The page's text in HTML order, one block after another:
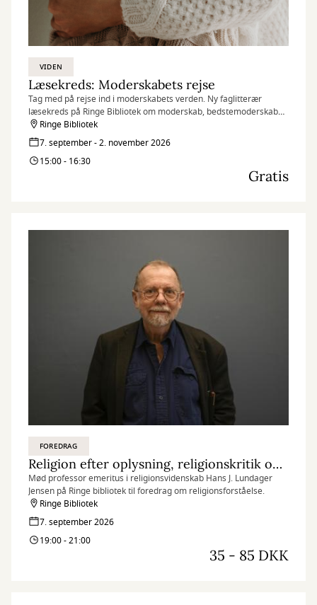
VIDEN
Læsekreds: Moderskabets rejse
Tag med på rejse ind i moderskabets verden. Ny faglitterær
læsekreds på Ringe Bibliotek om moderskab, bedstemoderskab
og disses forgreninger.
Ringe Bibliotek
7. september - 2. november 2026
15:00 - 16:30
Gratis
FOREDRAG
Religion efter oplysning, religionskritik og ateisme
Mød professor emeritus i religionsvidenskab Hans J. Lundager
Jensen på Ringe bibliotek til foredrag om religionsforståelse.
Ringe Bibliotek
7. september 2026
19:00 - 21:00
35 - 85 DKK